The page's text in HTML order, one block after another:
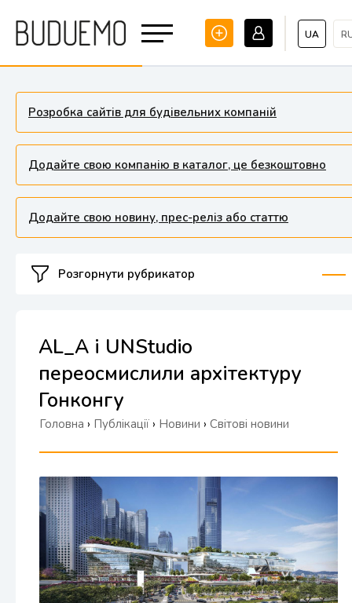
UA
Розробка сайтів для будівельних компаній
Додайте свою компанію в каталог, це безкоштовно
Додайте свою новину, прес-реліз або статтю
Розгорнути рубрикатор
AL_A і UNStudio
переосмислили архітектуру
Гонконгу
Головна › Публікації › Новини › Світові новини